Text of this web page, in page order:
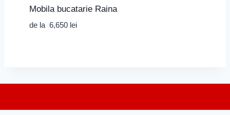
Mobila bucatarie Raina
de la 6,650 lei